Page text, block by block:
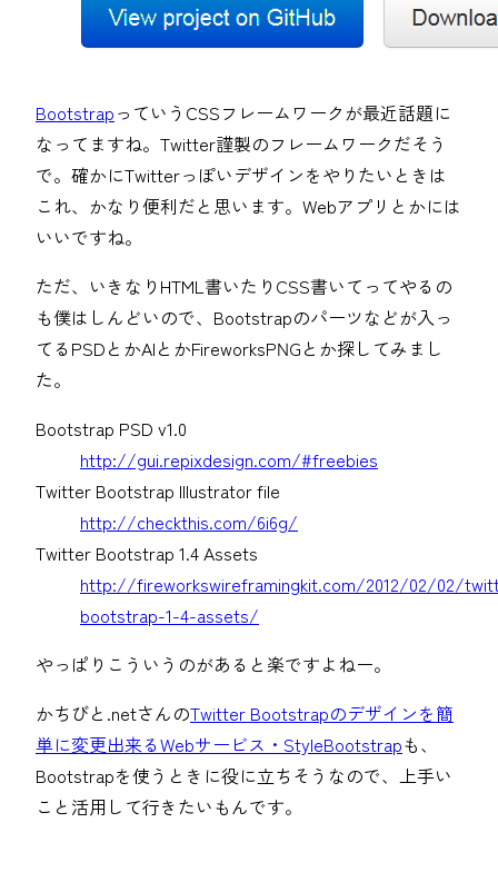
BootstrapっていうCSSフレームワークが最近話題に
なってますね。Twitter謹製のフレームワークだそう
で。確かにTwitterっぽいデザインをやりたいときは
これ、かなり便利だと思います。Webアプリとかには
いいですね。
ただ、いきなりHTML書いたりCSS書いてってやるの
も僕はしんどいので、Bootstrapのパーツなどが入っ
てるPSDとかAIとかFireworksPNGとか探してみまし
た。
Bootstrap PSD v1.0
http://gui.repixdesign.com/#freebies
Twitter Bootstrap Illustrator file
http://checkthis.com/6i6g/
Twitter Bootstrap 1.4 Assets
http://fireworkswireframingkit.com/2012/02/02/
bootstrap-1-4-assets/
やっぱりこういうのがあると楽ですよねー。
かちびと.netさんのTwitter Bootstrapのデザインを簡
単に変更出来るWebサービス・StyleBootstrapも、
Bootstrapを使うときに役に立ちそうなので、上手い
こと活用して行きたいもんです。